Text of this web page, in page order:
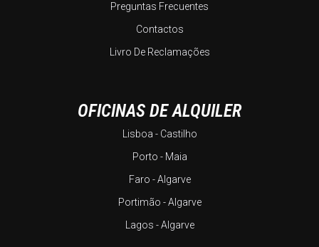
Preguntas Frecuentes
Contactos
Livro De Reclamações
OFICINAS DE ALQUILER
Lisboa - Castilho
Porto - Maia
Faro - Algarve
Portimão - Algarve
Lagos - Algarve